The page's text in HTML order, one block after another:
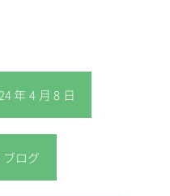
年 4 月 8 日
ブログ